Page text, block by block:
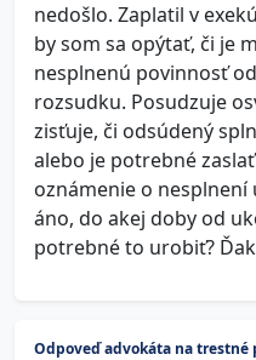
nedošlo. Zaplatil v
by som sa opýtať, či je
nesplnenú povinnosť
rozsudku. Posudzuje
zisťuje, či odsúdený
alebo je potrebné
oznámenie o nesplnení
áno, do akej doby od
potrebné to urobiť?
Odpoveď advokáta na trestné